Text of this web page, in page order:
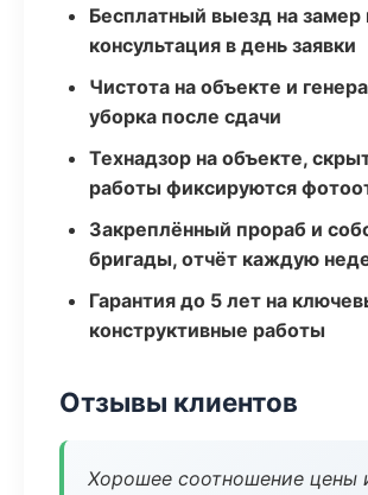
Бесплатный выезд на замер
консультация в день заявки
Чистота на объекте и
уборка после сдачи
Технадзор на объекте,
работы фиксируются
Закреплённый прораб и
бригады, отчёт каждую
Гарантия до 5 лет на
конструктивные работы
Отзывы клиентов
Хорошее соотношение цены